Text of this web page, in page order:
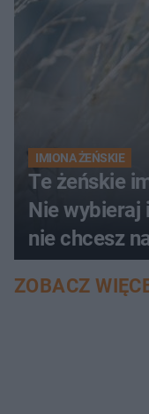
IMIONA ŻEŃSKIE
Te żeńskie
Nie wybieraj
nie chcesz
nieszczęścia
ZOBACZ